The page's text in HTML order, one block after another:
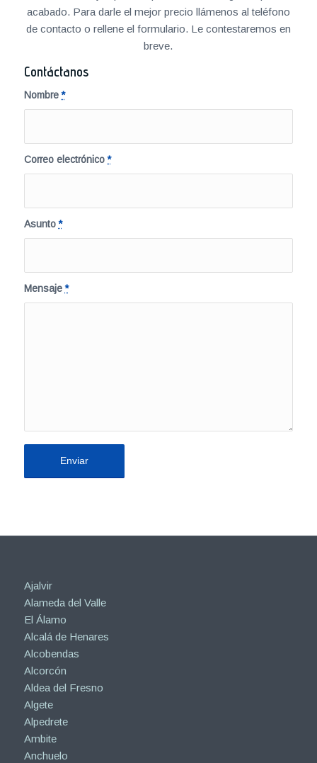
acabado. Para darle el mejor precio llámenos al teléfono
de contacto o rellene el formulario. Le contestaremos en
breve.
Contáctanos
Nombre*
Correo electrónico*
Asunto*
Mensaje*
Ajalvir
Alameda del Valle
El Álamo
Alcalá de Henares
Alcobendas
Alcorcón
Aldea del Fresno
Algete
Alpedrete
Ambite
Anchuelo